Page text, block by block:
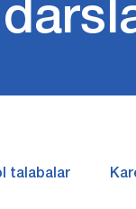
talabalar